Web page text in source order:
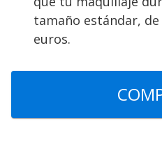
tamaño estándar,
euros.